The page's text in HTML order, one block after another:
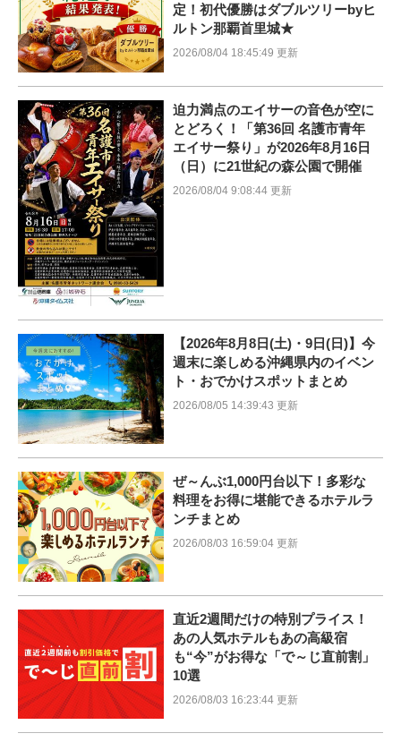
定！初代優勝はダブルツリーbyヒ
ルトン那覇首里城★
2026/08/04 18:45:49 更新
迫力満点のエイサーの音色が空に
とどろく！「第36回 名護市青年
エイサー祭り」が2026年8月16日
（日）に21世紀の森公園で開催
2026/08/04 9:08:44 更新
【2026年8月8日(土)・9日(日)】今
週末に楽しめる沖縄県内のイベン
ト・おでかけスポットまとめ
2026/08/05 14:39:43 更新
ぜ～んぶ1,000円台以下！多彩な
料理をお得に堪能できるホテルラ
ンチまとめ
2026/08/03 16:59:04 更新
直近2週間だけの特別プライス！
あの人気ホテルもあの高級宿
も“今”がお得な「で～じ直前割」
10選
2026/08/03 16:23:44 更新